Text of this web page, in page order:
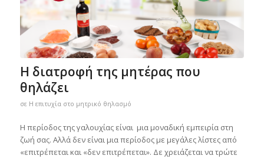
Η διατροφή της μητέρας που
θηλάζει
σε Η επιτυχία στο μητρικό θηλασμό
Η περίοδος της γαλουχίας είναι μια μοναδική εμπειρία στη
ζωή σας. Αλλά δεν είναι μια περίοδος με μεγάλες λίστες από
«επιτρέπεται και «δεν επιτρέπεται». Δε χρειάζεται να τρώτε